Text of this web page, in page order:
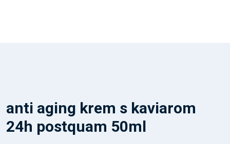
anti aging krem s kaviarom
24h postquam 50ml